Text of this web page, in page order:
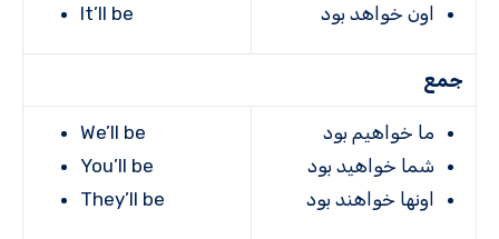
اون خواهد بود
It’ll be
جمع
ما خواهیم بود
شما خواهید بود
اونها خواهند بود
We’ll be
You’ll be
They’ll be